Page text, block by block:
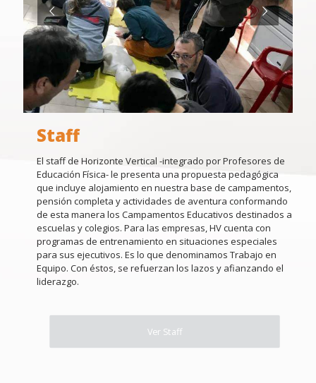
Staff
El staff de Horizonte Vertical -integrado por Profesores de
Educación Física- le presenta una propuesta pedagógica
que incluye alojamiento en nuestra base de campamentos,
pensión completa y actividades de aventura conformando
de esta manera los Campamentos Educativos destinados a
escuelas y colegios. Para las empresas, HV cuenta con
programas de entrenamiento en situaciones especiales
para sus ejecutivos. Es lo que denominamos Trabajo en
Equipo. Con éstos, se refuerzan los lazos y afianzando el
liderazgo.
Ver Staff